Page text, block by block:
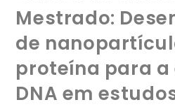
Mestrado:
de
proteína para a
DNA em